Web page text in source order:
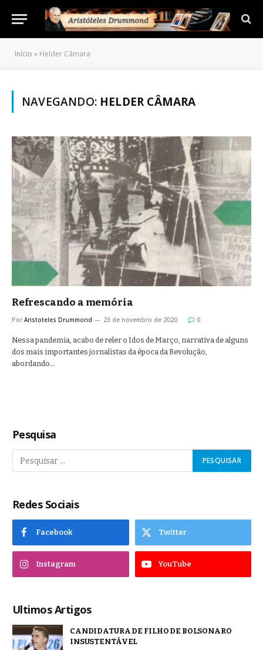
Início » Helder Câmara
NAVEGANDO: HELDER CÂMARA
Refrescando a memória
Por Aristoteles Drummond 23 de novembro de 2020 0
Nessa pandemia, acabo de reler o Idos de Março, narrativa de alguns
dos mais importantes jornalistas da época da Revolução,
abordando…
Pesquisa
Redes Sociais
Facebook Twitter
Instagram YouTube
Ultimos Artigos
CANDIDATURA DE FILHO DE BOLSONARO
INSUSTENTÁVEL